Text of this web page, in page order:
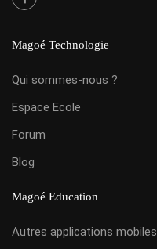
Magoé Technologie
Qui sommes-nous ?
Espace Ecole
Forum
Blog
Magoé Education
Autres applications mobiles